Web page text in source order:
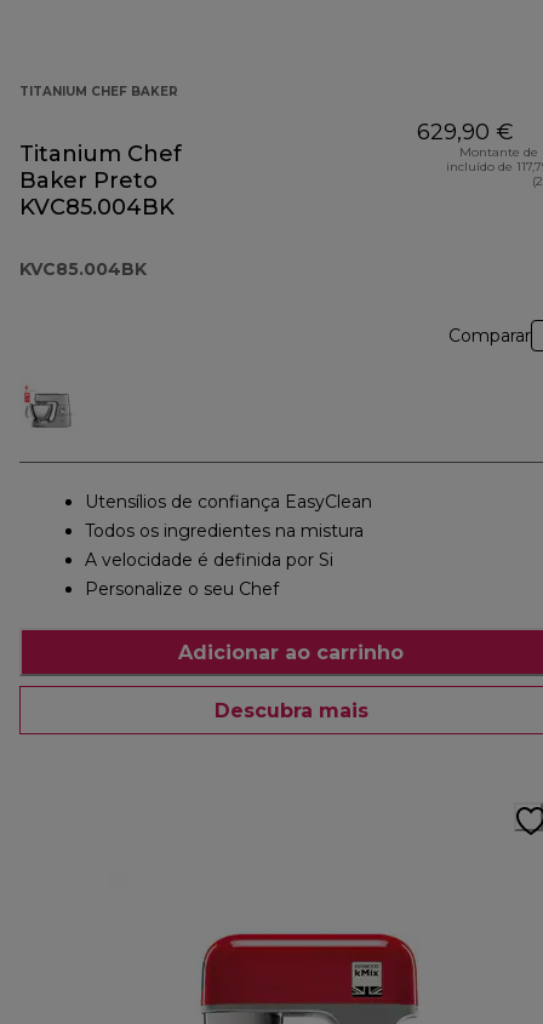
TITANIUM CHEF BAKER
Titanium Chef
Baker Preto
KVC85.004BK
KVC85.004BK
629,90 €
Montante de
incluído de
Comparar
Utensílios de confiança EasyClean
Todos os ingredientes na mistura
A velocidade é definida por Si
Personalize o seu Chef
Adicionar ao carrinho
Descubra mais